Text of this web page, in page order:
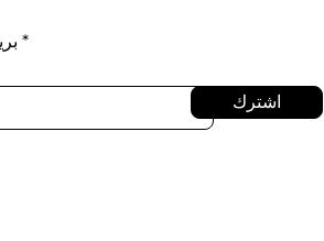
اشترك